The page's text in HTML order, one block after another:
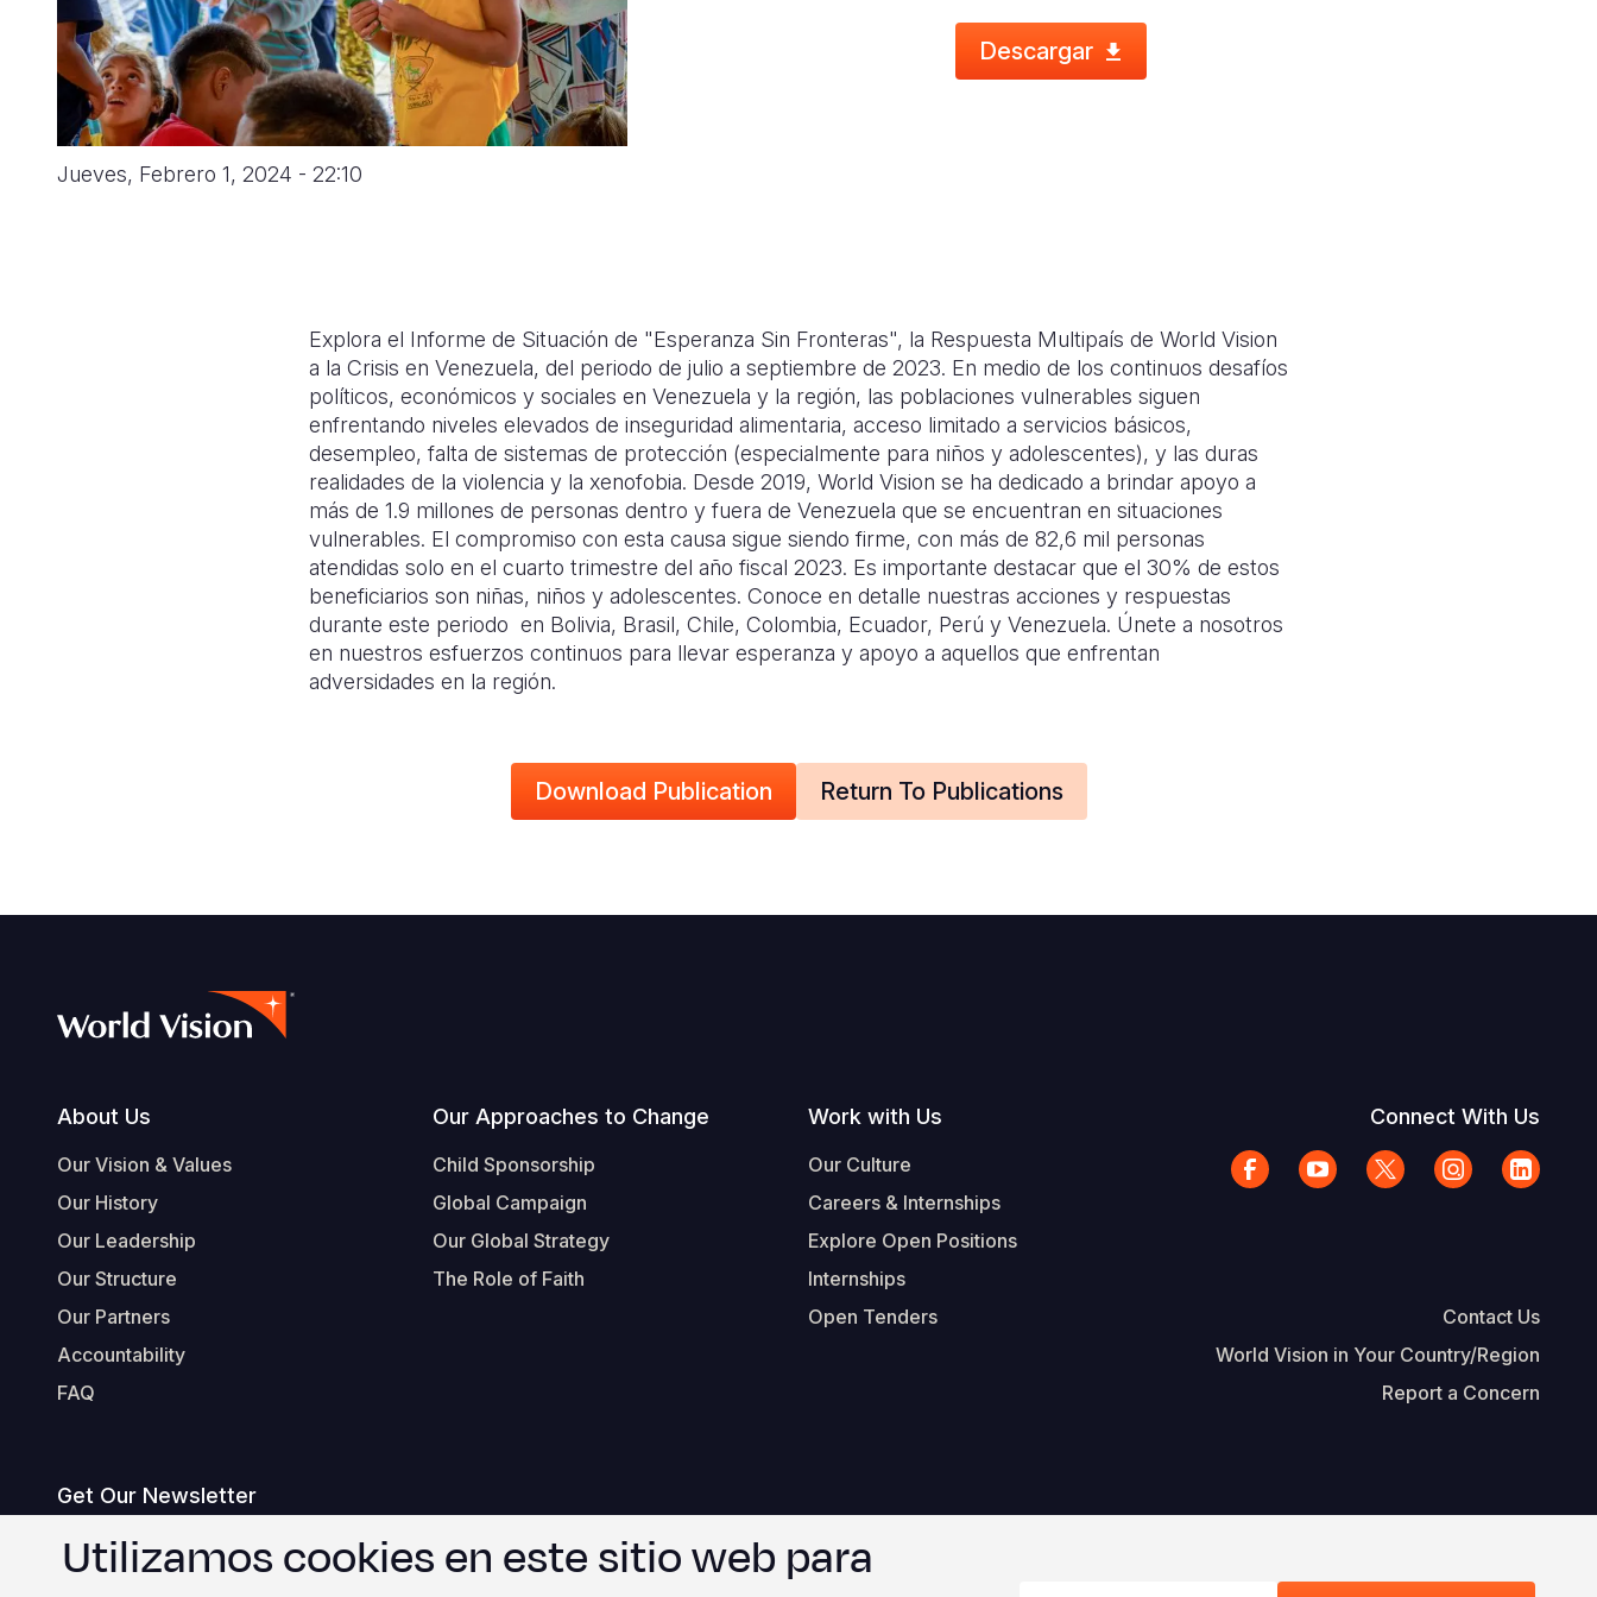
navegación
Descargar
Jueves, Febrero 1, 2024 - 22:10
Explora el Informe de Situación de "Esperanza Sin Fronteras", la Respuesta Multipaís de World Vision
a la Crisis en Venezuela, del periodo de julio a septiembre de 2023. En medio de los continuos desafíos
políticos, económicos y sociales en Venezuela y la región, las poblaciones vulnerables siguen
enfrentando niveles elevados de inseguridad alimentaria, acceso limitado a servicios básicos,
desempleo, falta de sistemas de protección (especialmente para niños y adolescentes), y las duras
realidades de la violencia y la xenofobia. Desde 2019, World Vision se ha dedicado a brindar apoyo a
más de 1.9 millones de personas dentro y fuera de Venezuela que se encuentran en situaciones
vulnerables. El compromiso con esta causa sigue siendo firme, con más de 82,6 mil personas
atendidas solo en el cuarto trimestre del año fiscal 2023. Es importante destacar que el 30% de estos
beneficiarios son niñas, niños y adolescentes. Conoce en detalle nuestras acciones y respuestas
durante este periodo en Bolivia, Brasil, Chile, Colombia, Ecuador, Perú y Venezuela. Únete a nosotros
en nuestros esfuerzos continuos para llevar esperanza y apoyo a aquellos que enfrentan
adversidades en la región.
Download Publication Return To Publications
Footer
About Us
Our Vision & Values
Our History
Our Leadership
Our Structure
Our Partners
Accountability
FAQ
Our Approaches to Change
Child Sponsorship
Global Campaign
Our Global Strategy
The Role of Faith
Work with Us
Our Culture
Careers & Internships
Explore Open Positions
Internships
Open Tenders
Connect With Us
Contact Us
World Vision in Your Country/Region
Report a Concern
Get Our Newsletter
electrónico
Form-Submit-Link On The Mailchimp Signup In The Footer
Footer
Utilizamos cookies en este sitio web para